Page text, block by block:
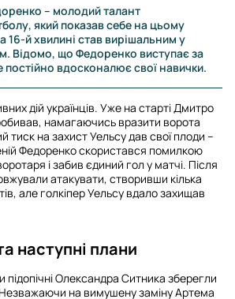
– молодий талант
який показав себе на цьому
16-й хвилині став вирішальним у
Відомо, що Федоренко виступає за
вдосконалює свої навички.
дій українців. Уже на старті Дмитро
намагаючись вразити ворота
тиск на захист Уельсу дав свої плоди –
Федоренко скористався помилкою
і забив єдиний гол у матчі. Після
атакувати, створивши кілька
але голкіпер Уельсу вдало захищав
наступні плани
підопічні Олександра Ситника зберегли
на вимушену заміну Артема